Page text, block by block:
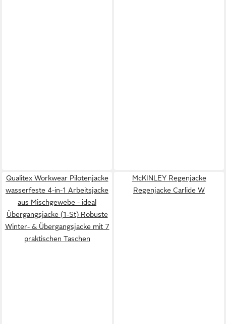
Qualitex Workwear Pilotenjacke
wasserfeste 4-in-1 Arbeitsjacke
aus Mischgewebe - ideal
Übergangsjacke (1-St) Robuste
Winter- & Übergangsjacke mit 7
praktischen Taschen
McKINLEY Regenjacke
Regenjacke Carlide W